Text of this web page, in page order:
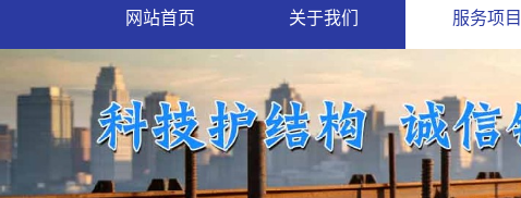
网站首页 关于我们 服务项目